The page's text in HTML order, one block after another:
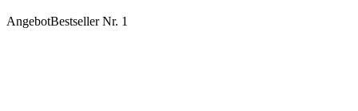
AngebotBestseller Nr. 1